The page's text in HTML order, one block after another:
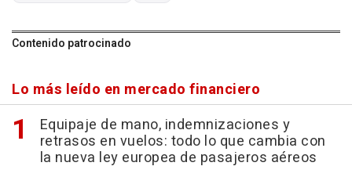
Contenido patrocinado
Lo más leído en mercado financiero
Equipaje de mano, indemnizaciones y
retrasos en vuelos: todo lo que cambia con
la nueva ley europea de pasajeros aéreos